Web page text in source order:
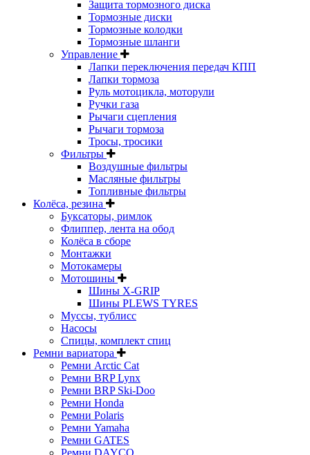
Защита тормозного диска
Тормозные диски
Тормозные колодки
Тормозные шланги
Управление
Лапки переключения передач КПП
Лапки тормоза
Руль мотоцикла, моторули
Ручки газа
Рычаги сцепления
Рычаги тормоза
Тросы, тросики
Фильтры
Воздушные фильтры
Масляные фильтры
Топливные фильтры
Колёса, резина
Буксаторы, римлок
Флиппер, лента на обод
Колёса в сборе
Монтажки
Мотокамеры
Мотошины
Шины X-GRIP
Шины PLEWS TYRES
Муссы, тублисс
Насосы
Спицы, комплект спиц
Ремни вариатора
Ремни Arctic Cat
Ремни BRP Lynx
Ремни BRP Ski-Doo
Ремни Honda
Ремни Polaris
Ремни Yamaha
Ремни GATES
Ремни DAYCO